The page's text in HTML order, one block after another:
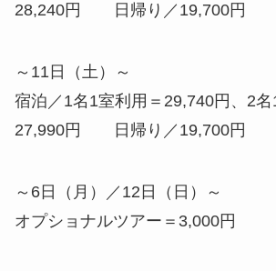
28,240円 日帰り／19,700円
～11日（土）～
宿泊／1名1室利用＝29,740円、2名
27,990円 日帰り／19,700円
～6日（月）／12日（日）～
オプショナルツアー＝3,000円